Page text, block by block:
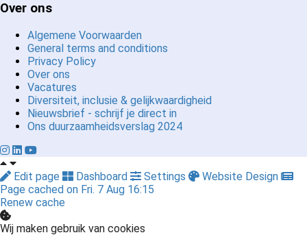
Over ons
Algemene Voorwaarden
General terms and conditions
Privacy Policy
Over ons
Vacatures
Diversiteit, inclusie & gelijkwaardigheid
Nieuwsbrief - schrijf je direct in
Ons duurzaamheidsverslag 2024
Edit page Dashboard Settings
Website Design
Page cached on Fri. 7 Aug 16:15
Renew cache
Wij maken gebruik van cookies